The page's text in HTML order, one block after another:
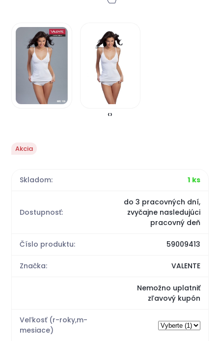
‹›
Akcia
Skladom: 1 ks
Dostupnosť:
do 3 pracovných dní,
zvyčajne nasledujúci
pracovný deň
Číslo produktu: 59009413
Značka: VALENTE
Nemožno uplatniť
zľavový kupón
Veľkosť (r-roky,m-
mesiace)